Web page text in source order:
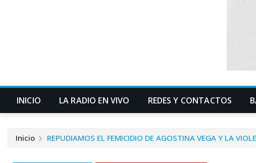
INICIO LA RADIO EN VIVO REDES Y CONTACTOS
Inicio REPUDIAMOS EL FEMICIDIO DE AGOSTINA VEGA Y LA